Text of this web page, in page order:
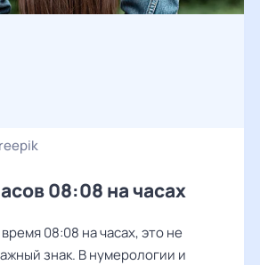
08:08 на часах
08:08 на часах, это не
знак. В нумерологии и